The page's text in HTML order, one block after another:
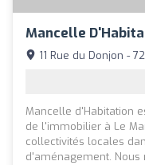
Mancelle
11 Rue du Donjon -
Mancelle d'Habitation
de l'immobilier à Le
collectivités locales
d'aménagement. Nous